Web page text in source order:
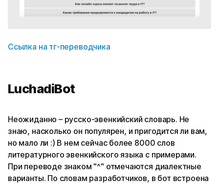
Ссылка на тг-переводчика
LuchadiBot
Неожиданно – русско-эвенкийский словарь. Не
знаю, насколько он популярен, и пригодится ли вам,
но мало ли :) В нем сейчас более 8000 слов
литературного эвенкийского языка с примерами.
При переводе знаком "^" отмечаются диалектные
варианты. По словам разработчиков, в бот встроена